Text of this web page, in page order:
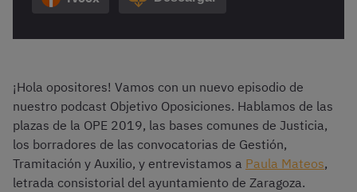
¡Hola opositores! Vamos con un nuevo episodio de
nuestro podcast Objetivo Oposiciones. Hablamos de las
plazas de la OPE 2019, las bases comunes de Justicia,
los borradores de las convocatorias de Gestión,
Tramitación y Auxilio, y entrevistamos a Paula Mateos,
letrada consistorial del ayuntamiento de Zaragoza.